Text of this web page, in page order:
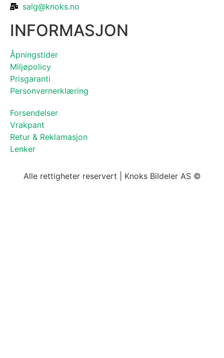
salg@knoks.no
INFORMASJON
Åpningstider
Miljøpolicy
Prisgaranti
Personvernerklæring
Forsendelser
Vrakpant
Retur & Reklamasjon
Lenker
Alle rettigheter reservert | Knoks Bildeler AS ©